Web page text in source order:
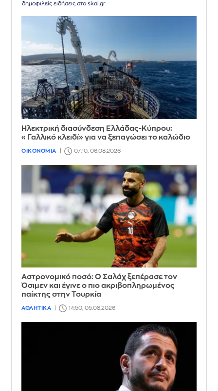
δημοφιλείς ειδήσεις στο skai.gr
Ηλεκτρική διασύνδεση Ελλάδας-Κύπρου:
«Γαλλικό κλειδί» για να ξεπαγώσει το καλώδιο
ΟΙΚΟΝΟΜΙΑ 07:10, 06.08.2026
Αστρονομικό ποσό: Ο Σαλάχ ξεπέρασε τον
Όσιμεν και έγινε ο πιο ακριβοπληρωμένος
παίκτης στην Τουρκία
ΑΘΛΗΤΙΚΑ 14:50, 05.08.2026